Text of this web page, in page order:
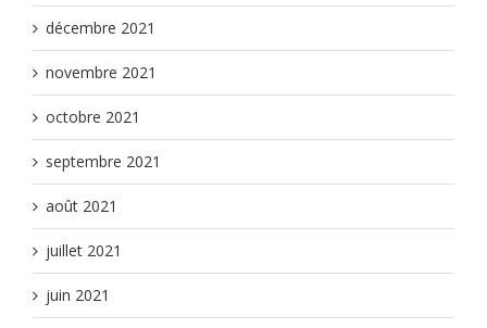
décembre 2021
novembre 2021
octobre 2021
septembre 2021
août 2021
juillet 2021
juin 2021